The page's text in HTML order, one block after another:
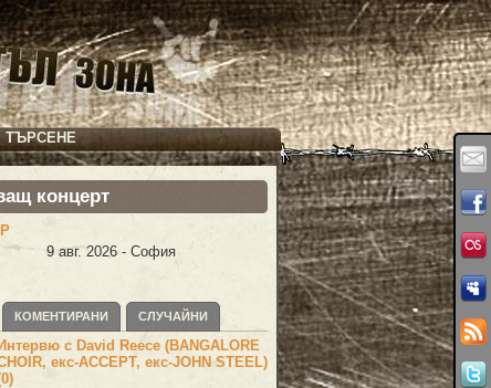
ТЪРСЕНЕ
концерт
9 авг. 2026 - София
КОМЕНТИРАНИ СЛУЧАЙНИ
Интервю с David Reece (BANGALORE
екс-ACCEPT, екс-JOHN STEEL)